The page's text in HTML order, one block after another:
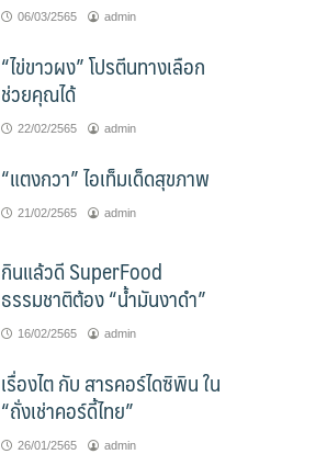
06/03/2565 admin
“ไข่ขาวผง” โปรตีนทางเลือก
ช่วยคุณได้
22/02/2565 admin
“แตงกวา” ไอเท็มเด็ดสุขภาพ
21/02/2565 admin
กินแล้วดี SuperFood
ธรรมชาติต้อง “น้ำมันงาดำ”
16/02/2565 admin
เรื่องไต กับ สารคอร์ไดซิพิน ใน
“ถั่งเช่าคอร์ดี้ไทย”
26/01/2565 admin